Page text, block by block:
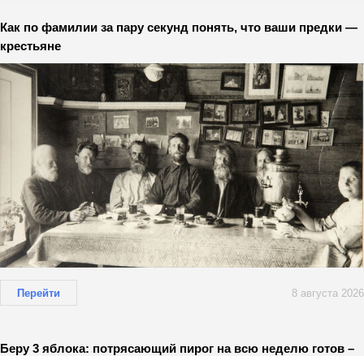
Как по фамилии за пару секунд понять, что ваши предки —
крестьяне
Перейти 8 августа 2026
Беру 3 яблока: потрясающий пирог на всю неделю готов –